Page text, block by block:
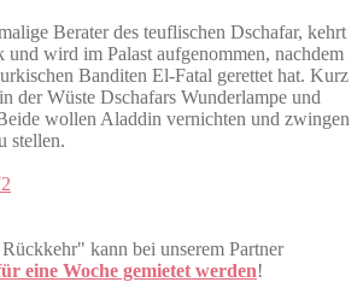
Berater des teuflischen Dschafar, kehrt
und wird im Palast aufgenommen, nachdem
Banditen El-Fatal gerettet hat. Kurz
der Wüste Dschafars Wunderlampe und
wollen Aladdin vernichten und zwingen
stellen.
kann bei unserem Partner
eine Woche gemietet werden!